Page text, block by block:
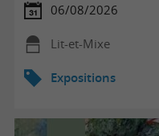
06/08/2026
Lit-et-Mixe
Expositions